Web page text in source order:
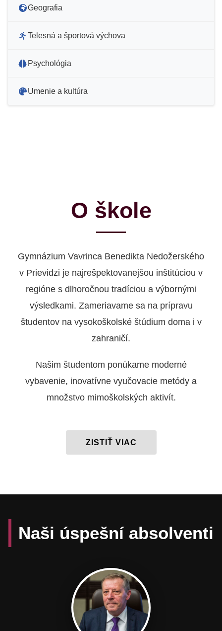
Geografia
Telesná a športová výchova
Psychológia
Umenie a kultúra
O škole
Gymnázium Vavrinca Benedikta Nedožerského
v Prievidzi je najrešpektovanejšou inštitúciou v
regióne s dlhoročnou tradíciou a výbornými
výsledkami. Zameriavame sa na prípravu
študentov na vysokoškolské štúdium doma i v
zahraničí.
Našim študentom ponúkame moderné
vybavenie, inovatívne vyučovacie metódy a
množstvo mimoškolských aktivít.
ZISTIŤ VIAC
Naši úspešní absolventi